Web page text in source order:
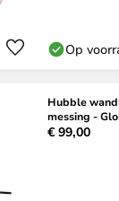
Op
Hubble
messing -
€ 99,00